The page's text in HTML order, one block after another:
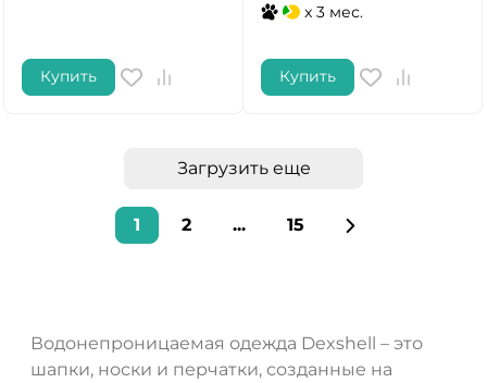
Купить
x 3 мес.
Купить
Загрузить еще
1 2 ... 15
Водонепроницаемая одежда Dexshell – это
шапки, носки и перчатки, созданные на